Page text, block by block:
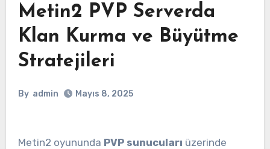
Metin2 PVP Serverda
Klan Kurma ve Büyütme
Stratejileri
By admin Mayıs 8, 2025
Metin2 oyununda PVP sunucuları üzerinde